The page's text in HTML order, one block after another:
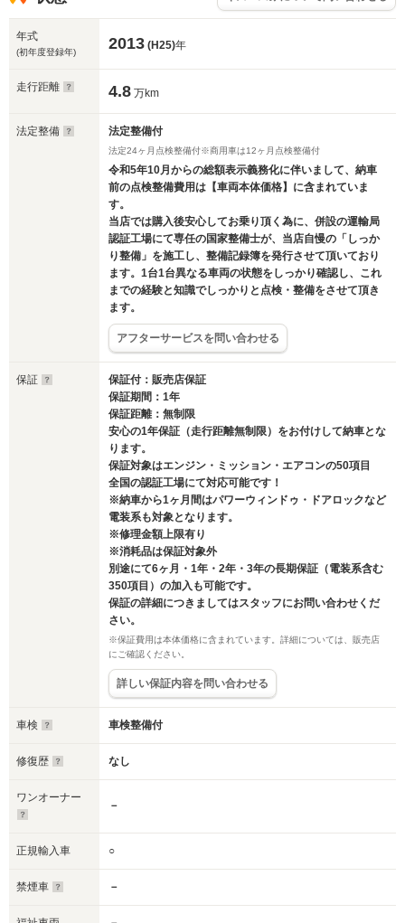
年式
(初年度登録年) 2013 (H25)年
走行距離 4.8 万km
法定整備 法定整備付
法定24ヶ月点検整備付※商用車は12ヶ月点検整備付
令和5年10月からの総額表示義務化に伴いまして、納車
前の点検整備費用は【車両本体価格】に含まれていま
す。
当店では購入後安心してお乗り頂く為に、併設の運輸局
認証工場にて専任の国家整備士が、当店自慢の「しっか
り整備」を施工し、整備記録簿を発行させて頂いており
ます。1台1台異なる車両の状態をしっかり確認し、これ
までの経験と知識でしっかりと点検・整備をさせて頂き
ます。
アフターサービスを問い合わせる
保証
保証付：販売店保証
保証期間：1年
保証距離：無制限
安心の1年保証（走行距離無制限）をお付けして納車とな
ります。
保証対象はエンジン・ミッション・エアコンの50項目
全国の認証工場にて対応可能です！
※納車から1ヶ月間はパワーウィンドゥ・ドアロックなど
電装系も対象となります。
※修理金額上限有り
※消耗品は保証対象外
別途にて6ヶ月・1年・2年・3年の長期保証（電装系含む
350項目）の加入も可能です。
保証の詳細につきましてはスタッフにお問い合わせくだ
さい。
※保証費用は本体価格に含まれています。詳細については、販売店
にご確認ください。
詳しい保証内容を問い合わせる
車検 車検整備付
修復歴 なし
ワンオーナー
－
正規輸入車 ○
禁煙車 －